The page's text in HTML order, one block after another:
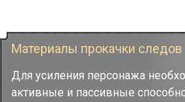
Материалы прокачки следов
Для усиления персонажа
активные и пассивные